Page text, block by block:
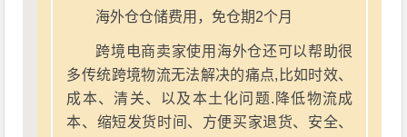
海外仓仓储费用，免仓期2个月
跨境电商卖家使用海外仓还可以帮助很
多传统跨境物流无法解决的痛点,比如时效、
成本、清关、以及本土化问题.降低物流成
本、缩短发货时间、方便买家退货、安全、